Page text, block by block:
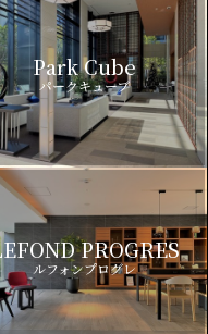
Park Cube
パークキューブ
PROGRES
ルフォンプログレ